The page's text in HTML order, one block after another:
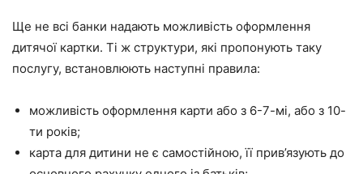
Ще не всі банки надають можливість оформлення
дитячої картки. Ті ж структури, які пропонують таку
послугу, встановлюють наступні правила:
можливість оформлення карти або з 6-7-мі, або з 10-
ти років;
карта для дитини не є самостійною, її прив’язують до